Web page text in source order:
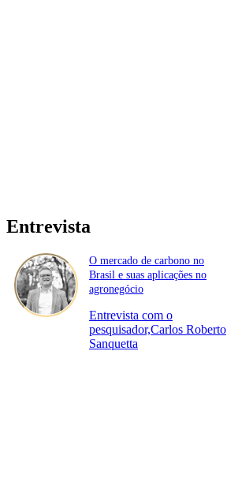
Entrevista
O mercado de carbono no
Brasil e suas aplicações no
agronegócio
Entrevista com o
pesquisador,Carlos Roberto
Sanquetta